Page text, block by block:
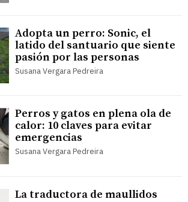
Adopta un perro: Sonic, el
latido del santuario que siente
pasión por las personas
Susana Vergara Pedreira
Perros y gatos en plena ola de
calor: 10 claves para evitar
emergencias
Susana Vergara Pedreira
La traductora de maullidos